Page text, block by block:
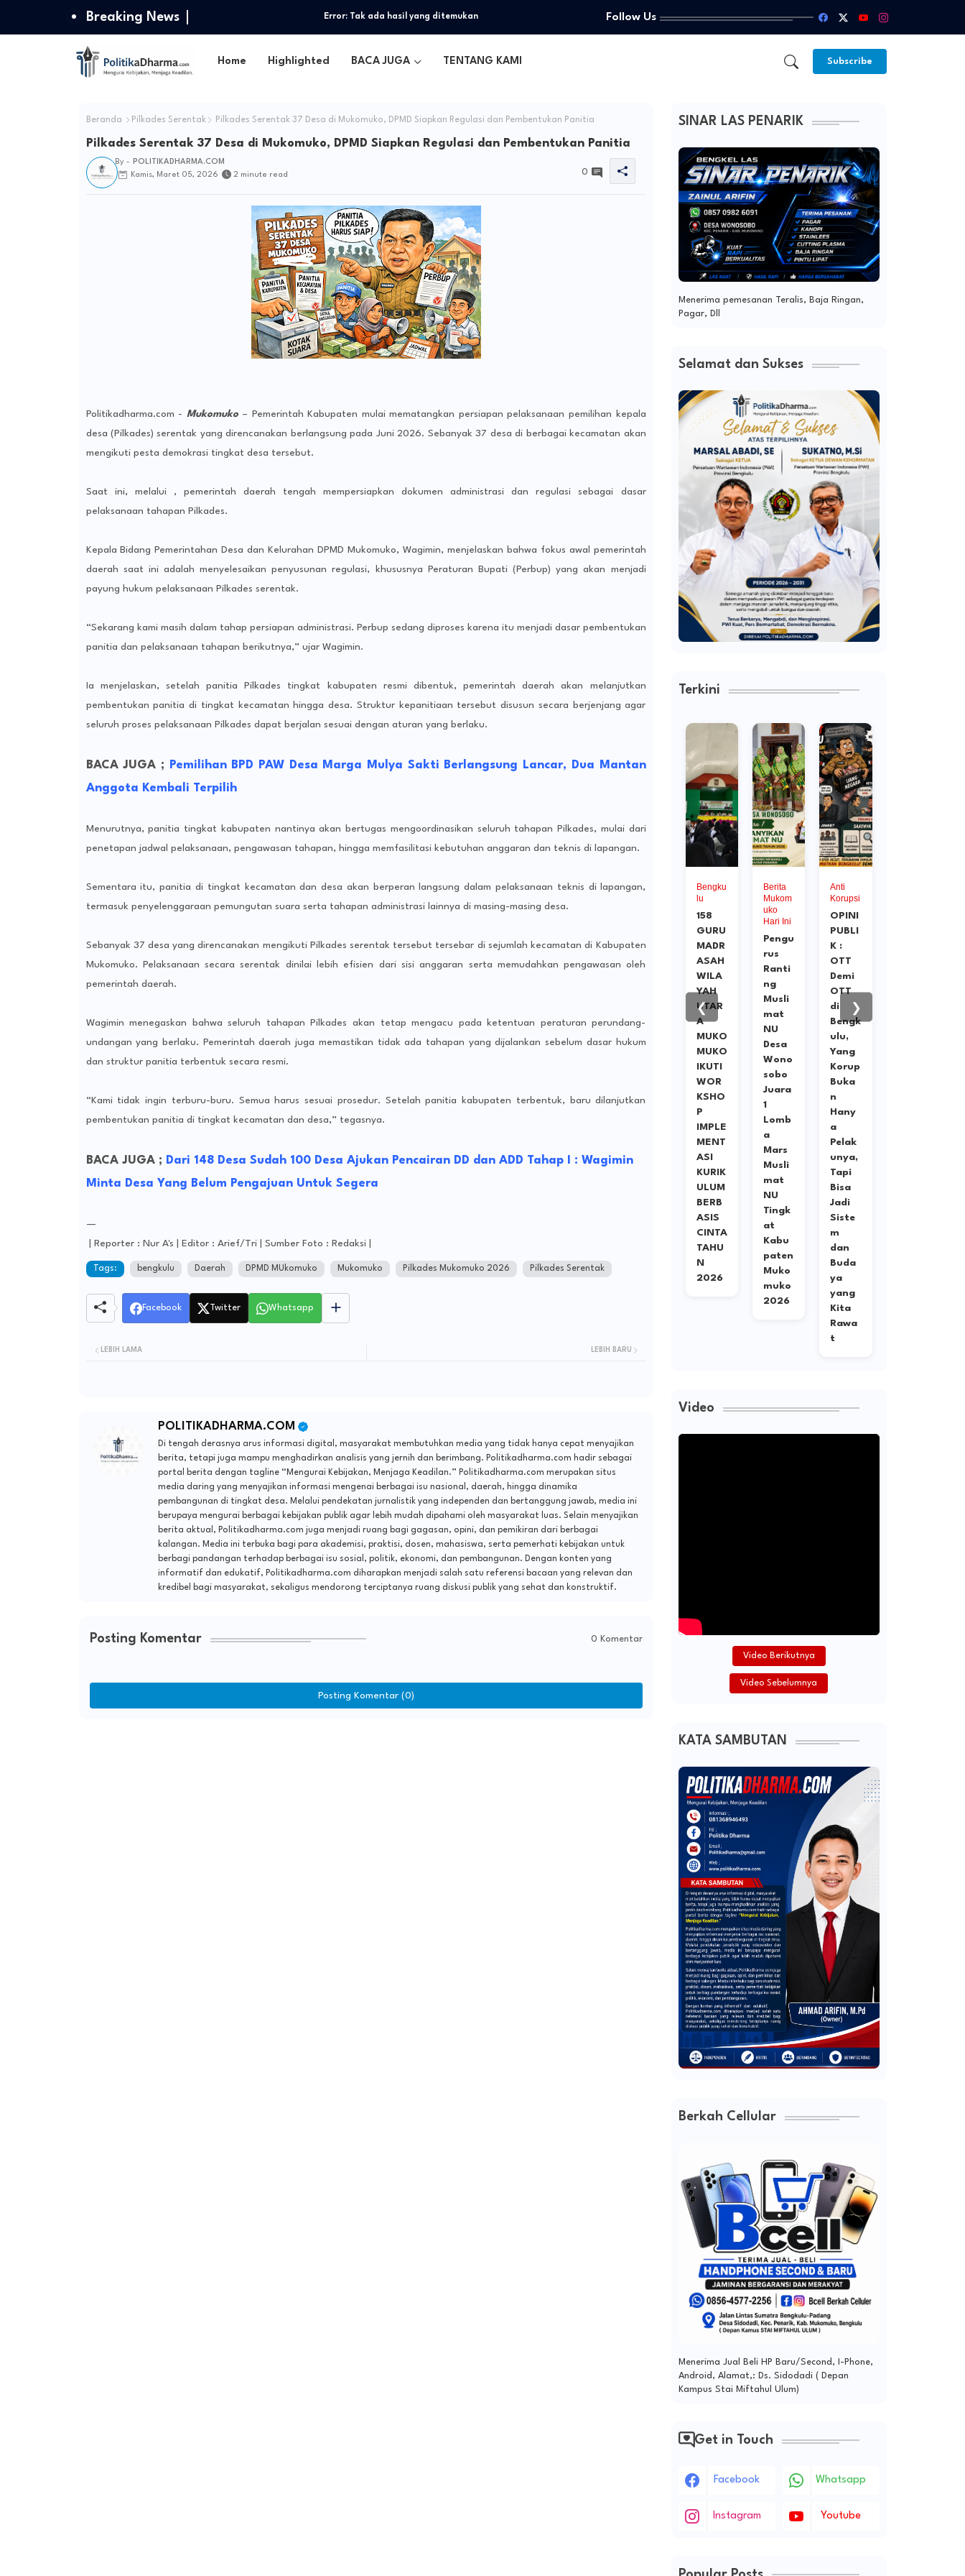
Breaking News Error: Tak ada hasil yang ditemukan Follow Us
Home Highlighted BACA JUGA TENTANG KAMI Subscribe
Beranda Pilkades Serentak Pilkades Serentak 37 Desa di Mukomuko, DPMD Siapkan Regulasi dan Pembentukan Panitia
Pilkades Serentak 37 Desa di Mukomuko, DPMD Siapkan Regulasi dan Pembentukan Panitia
By -
POLITIKADHARMA.COM
Kamis, Maret 05, 2026
2 minute read 0
Politikadharma.com - Mukomuko– Pemerintah Kabupaten mulai mematangkan persiapan pelaksanaan pemilihan kepala
desa (Pilkades) serentak yang direncanakan berlangsung pada Juni 2026. Sebanyak 37 desa di berbagai kecamatan akan
mengikuti pesta demokrasi tingkat desa tersebut.
Saat ini, melalui , pemerintah daerah tengah mempersiapkan dokumen administrasi dan regulasi sebagai dasar
pelaksanaan tahapan Pilkades.
Kepala Bidang Pemerintahan Desa dan Kelurahan DPMD Mukomuko, Wagimin, menjelaskan bahwa fokus awal pemerintah
daerah saat ini adalah menyelesaikan penyusunan regulasi, khususnya Peraturan Bupati (Perbup) yang akan menjadi
payung hukum pelaksanaan Pilkades serentak.
“Sekarang kami masih dalam tahap persiapan administrasi. Perbup sedang diproses karena itu menjadi dasar pembentukan
panitia dan pelaksanaan tahapan berikutnya,” ujar Wagimin.
Ia menjelaskan, setelah panitia Pilkades tingkat kabupaten resmi dibentuk, pemerintah daerah akan melanjutkan
pembentukan panitia di tingkat kecamatan hingga desa. Struktur kepanitiaan tersebut disusun secara berjenjang agar
seluruh proses pelaksanaan Pilkades dapat berjalan sesuai dengan aturan yang berlaku.
BACA JUGA ;
Pemilihan BPD PAW Desa Marga Mulya Sakti Berlangsung Lancar, Dua Mantan
Anggota Kembali Terpilih
Menurutnya, panitia tingkat kabupaten nantinya akan bertugas mengoordinasikan seluruh tahapan Pilkades, mulai dari
penetapan jadwal pelaksanaan, pengawasan tahapan, hingga memfasilitasi kebutuhan anggaran dan teknis di lapangan.
Sementara itu, panitia di tingkat kecamatan dan desa akan berperan langsung dalam pelaksanaan teknis di lapangan,
termasuk penyelenggaraan pemungutan suara serta tahapan administrasi lainnya di masing-masing desa.
Sebanyak 37 desa yang direncanakan mengikuti Pilkades serentak tersebut tersebar di sejumlah kecamatan di Kabupaten
Mukomuko. Pelaksanaan secara serentak dinilai lebih efisien dari sisi anggaran serta memudahkan pengawasan oleh
pemerintah daerah.
Wagimin menegaskan bahwa seluruh tahapan Pilkades akan tetap mengacu pada ketentuan peraturan perundang-
undangan yang berlaku. Pemerintah daerah juga memastikan tidak ada tahapan yang dijalankan sebelum dasar hukum
dan struktur panitia terbentuk secara resmi.
“Kami tidak ingin terburu-buru. Semua harus sesuai prosedur. Setelah panitia kabupaten terbentuk, baru dilanjutkan
pembentukan panitia di tingkat kecamatan dan desa,” tegasnya.
BACA JUGA ; Dari 148 Desa Sudah 100 Desa Ajukan Pencairan DD dan ADD Tahap I : Wagimin
Minta Desa Yang Belum Pengajuan Untuk Segera
—
| Reporter : Nur A's | Editor : Arief/Tri | Sumber Foto : Redaksi |
Tags: bengkulu Daerah DPMD MUkomuko Mukomuko Pilkades Mukomuko 2026 Pilkades Serentak
Facebook Twitter Whatsapp
LEBIH BARU
LEBIH LAMA
POLITIKADHARMA.COM
Di tengah derasnya arus informasi digital, masyarakat membutuhkan media yang tidak hanya cepat menyajikan
berita, tetapi juga mampu menghadirkan analisis yang jernih dan berimbang. Politikadharma.com hadir sebagai
portal berita dengan tagline “Mengurai Kebijakan, Menjaga Keadilan.” Politikadharma.com merupakan situs
media daring yang menyajikan informasi mengenai berbagai isu nasional, daerah, hingga dinamika
pembangunan di tingkat desa. Melalui pendekatan jurnalistik yang independen dan bertanggung jawab, media ini
berupaya mengurai berbagai kebijakan publik agar lebih mudah dipahami oleh masyarakat luas. Selain menyajikan
berita aktual, Politikadharma.com juga menjadi ruang bagi gagasan, opini, dan pemikiran dari berbagai
kalangan. Media ini terbuka bagi para akademisi, praktisi, dosen, mahasiswa, serta pemerhati kebijakan untuk
berbagi pandangan terhadap berbagai isu sosial, politik, ekonomi, dan pembangunan. Dengan konten yang
informatif dan edukatif, Politikadharma.com diharapkan menjadi salah satu referensi bacaan yang relevan dan
kredibel bagi masyarakat, sekaligus mendorong terciptanya ruang diskusi publik yang sehat dan konstruktif.
Posting Komentar 0 Komentar
Posting Komentar (0)
SINAR LAS PENARIK
Menerima pemesanan Teralis, Baja Ringan,
Pagar, Dll
Selamat dan Sukses
Terkini
Guru
n
shop
Bengku
lu
158
GURU
MADR
ASAH
WILA
YAH
UTAR
A
MUKO
MUKO
IKUTI
WOR
KSHO
P
IMPLE
MENT
ASI
KURIK
ULUM
BERB
ASIS
CINTA
TAHU
N
2026
Berita
Mukom
uko
Hari Ini
Pengu
rus
Ranti
ng
Musli
mat
NU
Desa
Wono
sobo
Juara
1
Lomb
a
Mars
Musli
mat
NU
Tingk
at
Kabu
paten
Muko
muko
2026
Anti
Korupsi
OPINI
PUBLI
K :
OTT
Demi
OTT
di
Bengk
ulu,
Yang
Korup
Buka
n
Hany
a
Pelak
unya,
Tapi
Bisa
Jadi
Siste
m
dan
Buda
ya
yang
Kita
Rawa
t
❮ ❯
Video
Video Berikutnya
Video Sebelumnya
KATA SAMBUTAN
Berkah Cellular
Menerima Jual Beli HP Baru/Second, I-Phone,
Android, Alamat,: Ds. Sidodadi ( Depan
Kampus Stai Miftahul Ulum)
Get in Touch
Facebook Whatsapp
Instagram Youtube